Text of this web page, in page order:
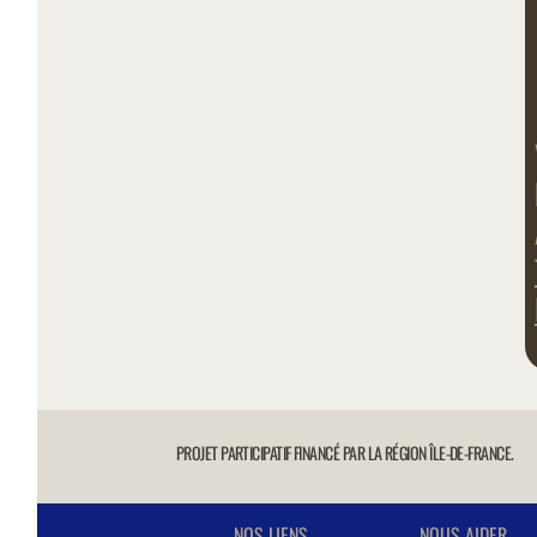
PROJET PARTICIPATIF FINANCÉ PAR LA RÉGION ÎLE-DE-FRANCE.